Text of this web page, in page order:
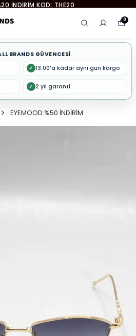
2. ÜRÜNE %50 İNDİRİM
0
BRANDS GÜVENCESİ
✓ 13:00’a kadar aynı gün kargo
✓ 2 yıl garanti
EYEMOOD %50 İNDİRİM